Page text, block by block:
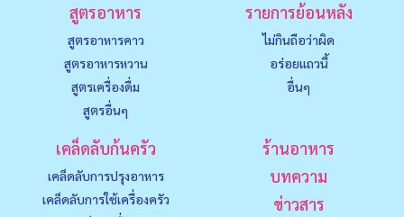
สูตรอาหาร
สูตรอาหารคาว
สูตรอาหารหวาน
สูตรเครื่องดื่ม
สูตรอื่นๆ
รายการย้อนหลัง
ไม่กินถือว่าผิด
อร่อยแถวนี้
อื่นๆ
เคล็ดลับก้นครัว
เคล็ดลับการปรุงอาหาร
เคล็ดลับการใช้เครื่องครัว
ร้านอาหาร
บทความ
ข่าวสาร